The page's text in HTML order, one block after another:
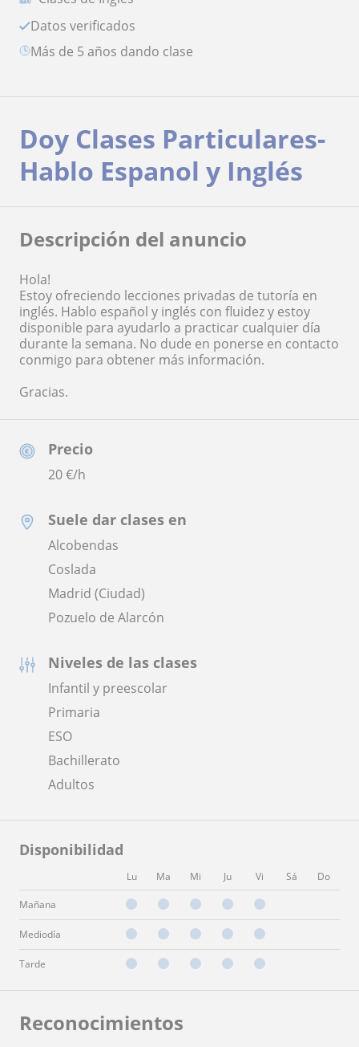
Datos verificados
más de 5 años dando clase
Precio
20€/h
Suele dar clases en
Alcobendas
Coslada
Madrid (Ciudad)
Pozuelo de Alarcón
Niveles de las clases
Infantil y preescolar
Primaria
ESO
Bachillerato
Adultos
Disponibilidad
Lu Ma Mi Ju Vi Sá Do
Mañana
Mediodía
Tarde
Doy Clases Particulares-
Hablo Espanol y Inglés
Descripción del anuncio
Hola!
Estoy ofreciendo lecciones privadas de tutoría en
inglés. Hablo español y inglés con fluidez y estoy
disponible para ayudarlo a practicar cualquier día
durante la semana. No dude en ponerse en contacto
conmigo para obtener más información.
Gracias.
Reconocimientos